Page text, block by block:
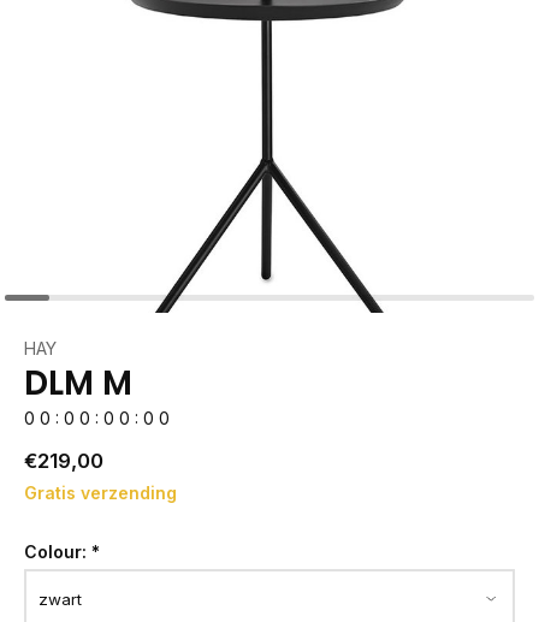
HAY
DLM M
0 0 : 0 0 : 0 0 : 0 0
€219,00
Gratis verzending
Colour: *